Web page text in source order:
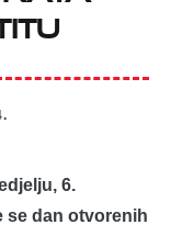
6.
se dan otvorenih